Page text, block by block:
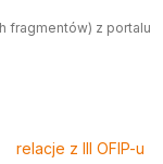
fragmentów) z portalu
relacje z III OFIP-u